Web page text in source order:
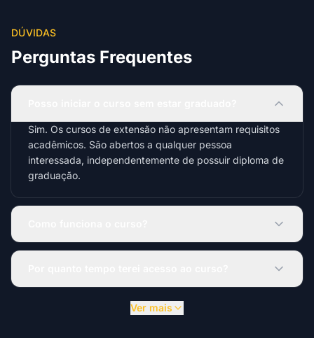
DÚVIDAS
Perguntas Frequentes
Sim. Os cursos de extensão não apresentam requisitos
acadêmicos. São abertos a qualquer pessoa
interessada, independentemente de possuir diploma de
graduação.
Ver mais